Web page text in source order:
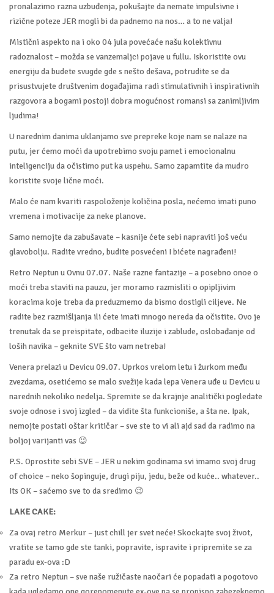
pronalazimo razna uzbuđenja, pokušajte da nemate impulsivne i
rizične poteze JER mogli bi da padnemo na nos… a to ne valja!
Mistični aspekto na i oko 04 jula povećaće našu kolektivnu
radoznalost – možda se vanzemaljci pojave u fullu. Iskoristite ovu
energiju da budete svugde gde s nešto dešava, potrudite se da
prisustvujete društvenim događajima radi stimulativnih i inspirativnih
razgovora a bogami postoji dobra mogućnost romansi sa zanimljivim
ljudima!
U narednim danima uklanjamo sve prepreke koje nam se nalaze na
putu, jer ćemo moći da upotrebimo svoju pamet i emocionalnu
inteligenciju da očistimo put ka uspehu. Samo zapamtite da mudro
koristite svoje lične moći.
Malo će nam kvariti raspoloženje količina posla, nećemo imati puno
vremena i motivacije za neke planove.
Samo nemojte da zabušavate – kasnije ćete sebi napraviti još veću
glavobolju. Radite vredno, budite posvećeni I bićete nagrađeni!
Retro Neptun u Ovnu 07.07. Naše razne fantazije – a posebno onoe o
moći treba staviti na pauzu, jer moramo razmisliti o opipljivim
koracima koje treba da preduzmemo da bismo dostigli ciljeve. Ne
radite bez razmišljanja ili ćete imati mnogo nereda da očistite. Ovo je
trenutak da se preispitate, odbacite iluzije i zablude, oslobađanje od
loših navika – geknite SVE što vam netreba!
Venera prelazi u Devicu 09.07. Uprkos vrelom letu i žurkom među
zvezdama, osetićemo se malo svežije kada lepa Venera uđe u Devicu u
narednih nekoliko nedelja. Spremite se da krajnje analitički pogledate
svoje odnose i svoj izgled – da vidite šta funkcioniše, a šta ne. Ipak,
nemojte postati oštar kritičar – sve ste to vi ali ajd sad da radimo na
boljoj varijanti vas 😉
P.S. Oprostite sebi SVE – JER u nekim godinama svi imamo svoj drug
of choice – neko šopinguje, drugi piju, jedu, beže od kuće.. whatever..
Its OK – saćemo sve to da sredimo 😉
LAKE CAKE:
Za ovaj retro Merkur – just chill jer svet neće! Skockajte svoj život,
vratite se tamo gde ste tanki, popravite, ispravite i pripremite se za
paradu ex-ova :D
Za retro Neptun – sve naše ružičaste naočari će popadati a pogotovo